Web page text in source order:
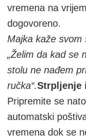
vremena na
dogovoreno.
Majka kaže svom
„Želim da kad se
stolu ne nađem
ručka“.Strpljenje
Pripremite se
automatski
vremena dok se